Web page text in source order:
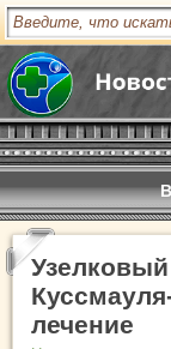
лечение